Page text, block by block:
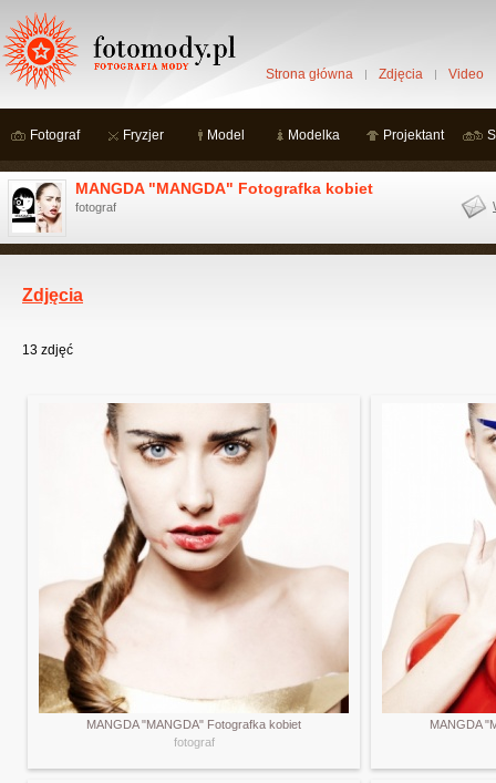
Strona główna Zdjęcia Video
Fotograf Fryzjer Model Modelka Projektant
MANGDA "MANGDA" Fotografka kobiet
fotograf
Zdjęcia
13 zdjęć
MANGDA "MANGDA" Fotografka kobiet
fotograf
MANGDA